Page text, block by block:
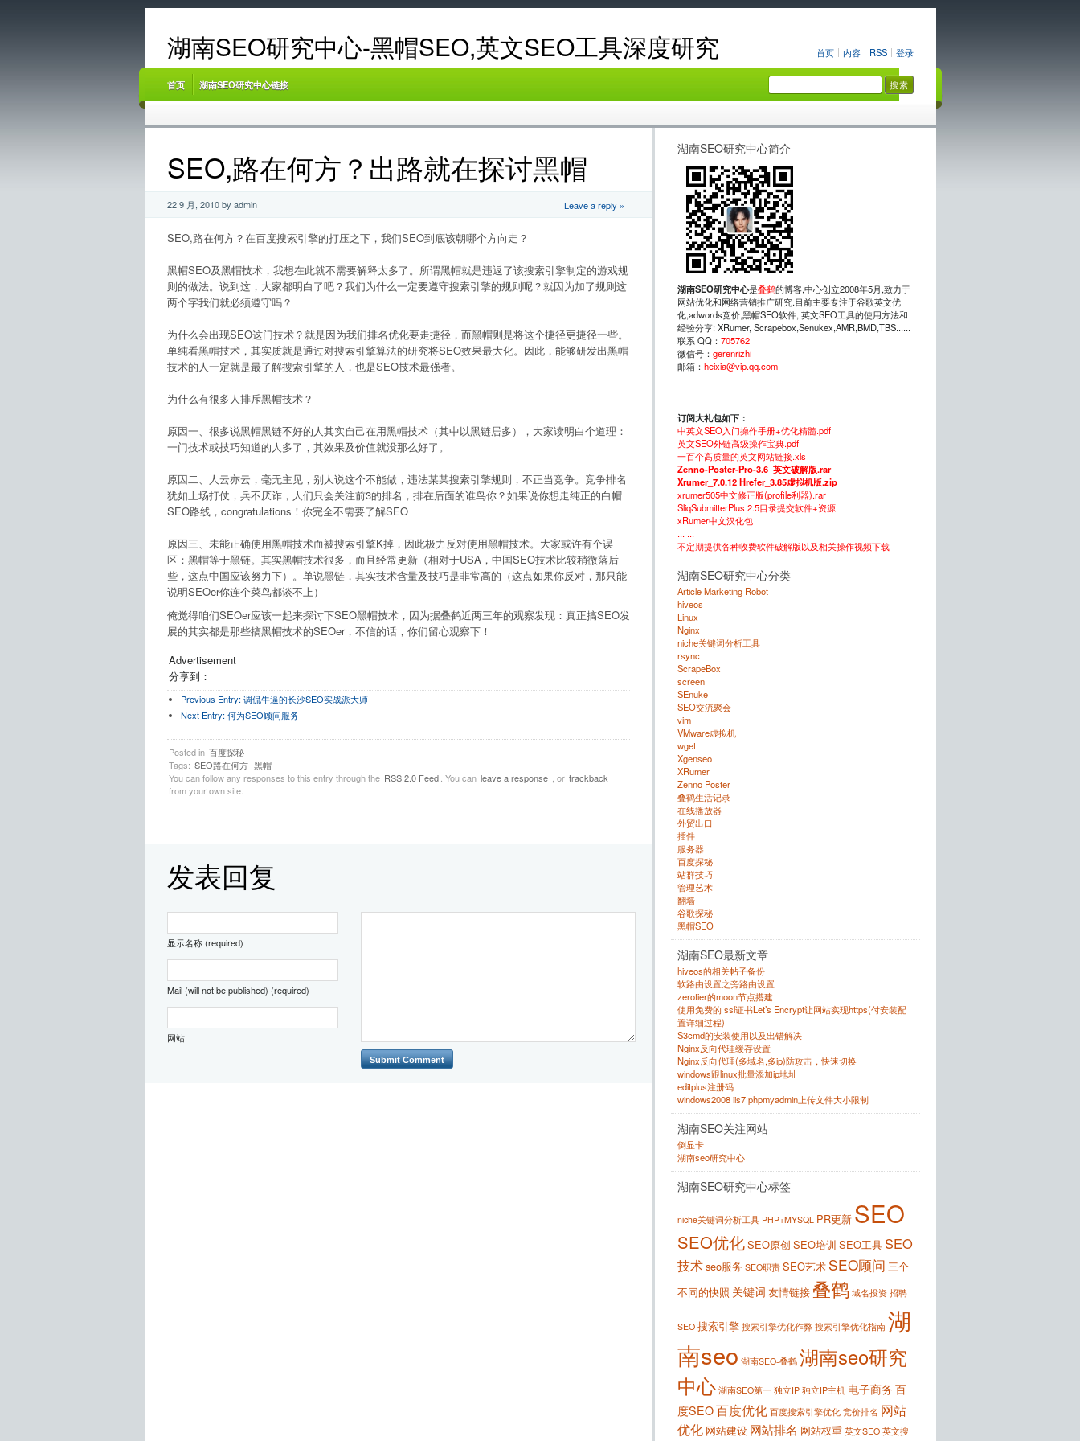
首页 内容 RSS 登录
湖南SEO研究中心-黑帽SEO,英文SEO工具深度研究
首页 湖南SEO研究中心链接
SEO,路在何方？出路就在探讨黑帽
22 9 月, 2010 by admin Leave a reply »
SEO,路在何方？在百度搜索引擎的打压之下，我们SEO到底该朝哪个方向走？
黑帽SEO及黑帽技术，我想在此就不需要解释太多了。所谓黑帽就是违返了该搜索引擎制定的游戏规
则的做法。说到这，大家都明白了吧？我们为什么一定要遵守搜索引擎的规则呢？就因为加了规则这
两个字我们就必须遵守吗？
为什么会出现SEO这门技术？就是因为我们排名优化要走捷径，而黑帽则是将这个捷径更捷径一些。
单纯看黑帽技术，其实质就是通过对搜索引擎算法的研究将SEO效果最大化。因此，能够研发出黑帽
技术的人一定就是最了解搜索引擎的人，也是SEO技术最强者。
为什么有很多人排斥黑帽技术？
原因一、很多说黑帽黑链不好的人其实自己在用黑帽技术（其中以黑链居多），大家读明白个道理：
一门技术或技巧知道的人多了，其效果及价值就没那么好了。
原因二、人云亦云，毫无主见，别人说这个不能做，违法某某搜索引擎规则，不正当竞争。竞争排名
犹如上场打仗，兵不厌诈，人们只会关注前3的排名，排在后面的谁鸟你？如果说你想走纯正的白帽
SEO路线，congratulations！你完全不需要了解SEO
原因三、未能正确使用黑帽技术而被搜索引擎K掉，因此极力反对使用黑帽技术。大家或许有个误
区：黑帽等于黑链。其实黑帽技术很多，而且经常更新（相对于USA，中国SEO技术比较稍微落后
些，这点中国应该努力下）。单说黑链，其实技术含量及技巧是非常高的（这点如果你反对，那只能
说明SEOer你连个菜鸟都谈不上）
俺觉得咱们SEOer应该一起来探讨下SEO黑帽技术，因为据叠鹤近两三年的观察发现：真正搞SEO发
展的其实都是那些搞黑帽技术的SEOer，不信的话，你们留心观察下！
Advertisement
分享到：
Previous Entry: 调侃牛逼的长沙SEO实战派大师
Next Entry: 何为SEO顾问服务
Posted in 百度探秘
Tags: SEO路在何方 黑帽
You can follow any responses to this entry through the RSS 2.0 Feed . You can leave a response , or trackback
from your own site.
发表回复
显示名称 (required)
Mail (will not be published) (required)
网站
湖南SEO研究中心简介
湖南SEO研究中心是叠鹤的博客,中心创立2008年5月,致力于
网站优化和网络营销推广研究.目前主要专注于谷歌英文优
化,adwords竞价,黑帽SEO软件, 英文SEO工具的使用方法和
经验分享: XRumer, Scrapebox,Senukex,AMR,BMD,TBS......
联系 QQ： 705762
微信号： gerenrizhi
邮箱： heixia@vip.qq.com
订阅大礼包如下：
中英文SEO入门操作手册+优化精髓.pdf
英文SEO外链高级操作宝典.pdf
一百个高质量的英文网站链接.xls
Zenno-Poster-Pro-3.6_英文破解版.rar
Xrumer_7.0.12 Hrefer_3.85虚拟机版.zip
xrumer505中文修正版(profile利器).rar
SliqSubmitterPlus 2.5目录提交软件+资源
xRumer中文汉化包
... ...
不定期提供各种收费软件破解版以及相关操作视频下载
湖南SEO研究中心分类
Article Marketing Robot
hiveos
Linux
Nginx
niche关键词分析工具
rsync
ScrapeBox
screen
SEnuke
SEO交流聚会
vim
VMware虚拟机
wget
Xgenseo
XRumer
Zenno Poster
叠鹤生活记录
在线播放器
外贸出口
插件
服务器
百度探秘
站群技巧
管理艺术
翻墙
谷歌探秘
黑帽SEO
湖南SEO最新文章
hiveos的相关帖子备份
软路由设置之旁路由设置
zerotier的moon节点搭建
使用免费的 ssl证书Let’s Encrypt让网站实现https(付安装配
置详细过程)
S3cmd的安装使用以及出错解决
Nginx反向代理缓存设置
Nginx反向代理(多域名,多ip)防攻击，快速切换
windows跟linux批量添加ip地址
editplus注册码
windows2008 iis7 phpmyadmin上传文件大小限制
湖南SEO关注网站
倒显卡
湖南seo研究中心
湖南SEO研究中心标签
niche关键词分析工具 PHP+MYSQL PR更新 SEO
SEO优化SEO原创 SEO培训 SEO工具 SEO
技术seo服务 SEO职责 SEO艺术 SEO顾问 三个
不同的快照 关键词 友情链接 叠鹤 域名投资 招聘
SEO 搜索引擎 搜索引擎优化作弊 搜索引擎优化指南 湖
南seo 湖南SEO-叠鹤 湖南seo研究
中心 湖南SEO第一 独立IP 独立IP主机 电子商务 百
度SEO百度优化 百度搜索引擎优化 竞价排名 网站
优化 网站建设 网站排名 网站权重 英文SEO 英文搜